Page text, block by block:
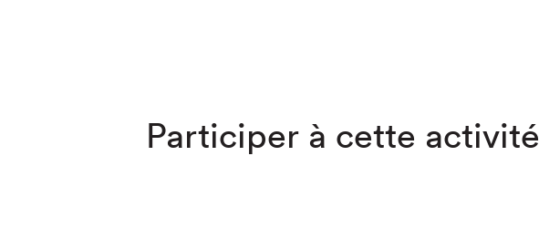
Participer à cette activité